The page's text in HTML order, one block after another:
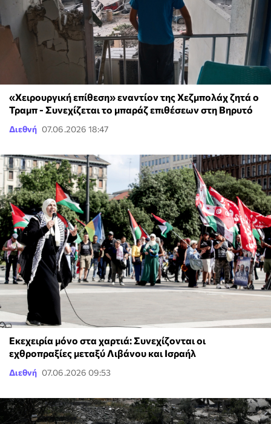
«Χειρουργική επίθεση» εναντίον της Χεζμπολάχ ζητά ο
Τραμπ - Συνεχίζεται το μπαράζ επιθέσεων στη Βηρυτό
Διεθνή 07.06.2026 18:47
Εκεχειρία μόνο στα χαρτιά: Συνεχίζονται οι
εχθροπραξίες μεταξύ Λιβάνου και Ισραήλ
Διεθνή 07.06.2026 09:53